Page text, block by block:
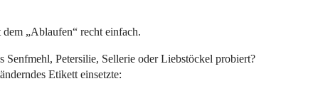
dem „Ablaufen“ recht einfach.
Petersilie, Sellerie oder Liebstöckel probiert?
Etikett einsetzte: